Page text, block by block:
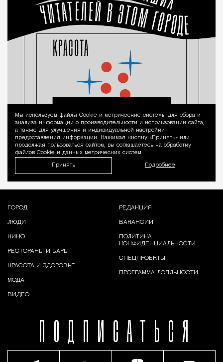
Уведомление
Мы используем файлы Сookie и метрические системы для сбора и
анализа информации о производительности и использовании сайта,
а также для улучшения и индивидуальной настройки
предоставления информации. Нажимая кнопку «Принять» или
продолжая пользоваться сайтом, вы соглашаетесь на обработку
файлов Cookie и данных метрических систем.
Принять Подробнее
ПОДПИСАТЬСЯ
ГОРОД
ЛЮДИ
КИНО
РЕСТОРАНЫ И БАРЫ
КРАСОТА И ЗДОРОВЬЕ
МОДА
ВИДЕО
РЕДАКЦИЯ
ВАКАНСИИ
ПОЛИТИКА
КОНФИДЕНЦИАЛЬНОСТИ
СПЕЦПРОЕКТЫ
ПРОГРАММА ЛОЯЛЬНОСТИ